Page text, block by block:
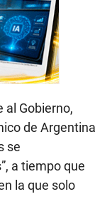
Gobierno,
de Argentina
se
a tiempo que
la que solo